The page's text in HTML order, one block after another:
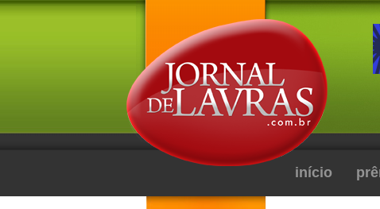
início